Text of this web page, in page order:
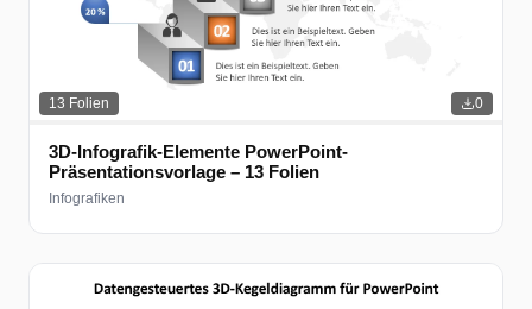
13 Folien 0
3D-Infografik-Elemente PowerPoint-
Präsentationsvorlage – 13 Folien
Infografiken